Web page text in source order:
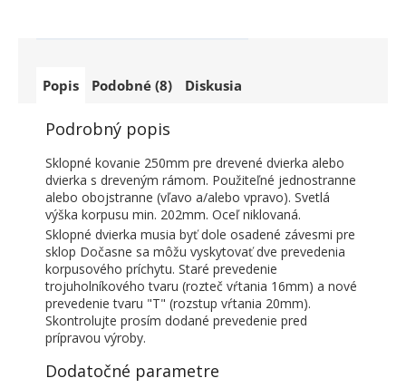
Popis Podobné (8) Diskusia
Podrobný popis
Sklopné kovanie 250mm pre drevené dvierka alebo
dvierka s dreveným rámom. Použiteľné jednostranne
alebo obojstranne (vľavo a/alebo vpravo). Svetlá
výška korpusu min. 202mm. Oceľ niklovaná.
Sklopné dvierka musia byť dole osadené závesmi pre
sklop Dočasne sa môžu vyskytovať dve prevedenia
korpusového príchytu. Staré prevedenie
trojuholníkového tvaru (rozteč vŕtania 16mm) a nové
prevedenie tvaru "T" (rozstup vŕtania 20mm).
Skontrolujte prosím dodané prevedenie pred
prípravou výroby.
Dodatočné parametre